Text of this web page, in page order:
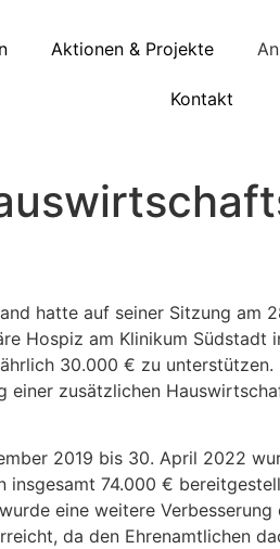
Aktionen & Projekte
Kontakt
hatte auf seiner Sitzung am
Hospiz am Klinikum Südstadt
30.000 € zu
einer zusätzlichen
2019 bis 30. April 2022
insgesamt 74.000 €
eine weitere
da den Ehrenamtlichen